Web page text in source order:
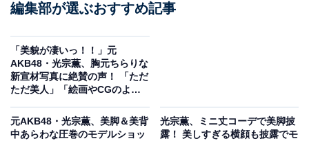
編集部が選ぶおすすめ記事
「美貌が凄いっ！！」元
AKB48・光宗薫、胸元ちらりな
新宣材写真に絶賛の声！ 「ただ
ただ美人」「絵画やCGのよ
元AKB48・光宗薫、美脚＆美背
中あらわな圧巻のモデルショッ
光宗薫、ミニ丈コーデで美脚披
露！ 美しすぎる横顔も披露でモ